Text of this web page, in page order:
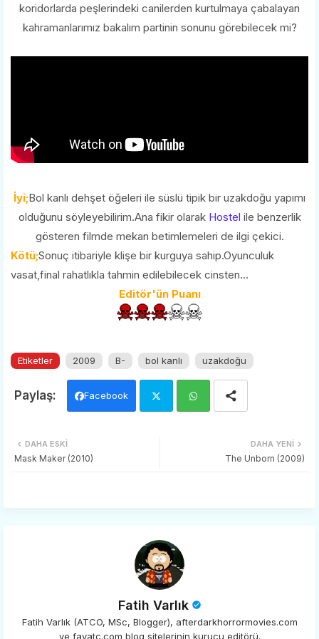
koridorlarda peşlerindeki canilerden kurtulmaya çabalayan
kahramanlarımız bakalım partinin sonunu görebilecek mi?
İyi;Bol kanlı dehşet öğeleri ile süslü tipik bir uzakdoğu yapımı
olduğunu söyleyebilirim.Ana fikir olarak Hostel ile benzerlik
gösteren filmde mekan betimlemeleri de ilgi çekici.
Kötü;Sonuç itibariyle klişe bir kurguya sahip.Oyunculuk
vasat,final rahatlıkla tahmin edilebilecek cinsten...
Editör'ün Puanı
Etiketler 2009 B- bol kanlı uzakdoğu
Facebook
DAHA YENI
The Unborn (2009)
DAHA ESKI
Mask Maker (2010)
Fatih Varlık
Fatih Varlık (ATCO, MSc, Blogger), afterdarkhorrormovies.com
ve favatc.com blog sitelerinin kurucu editörü.